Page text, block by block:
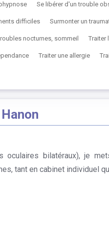
Se libérer d'un trouble
difficiles Surmonter un
nocturnes, sommeil Traiter
Traiter une allergie
oculaires bilatéraux), je
tant en cabinet individuel